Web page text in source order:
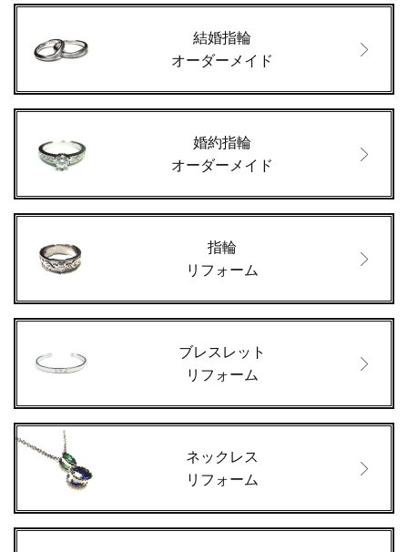
結婚指輪
オーダーメイド
婚約指輪
オーダーメイド
指輪
リフォーム
ブレスレット
リフォーム
ネックレス
リフォーム